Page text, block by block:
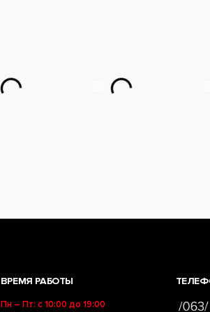
ВРЕМЯ РАБОТЫ
Пн – Пт: с 10:00 до 19:00